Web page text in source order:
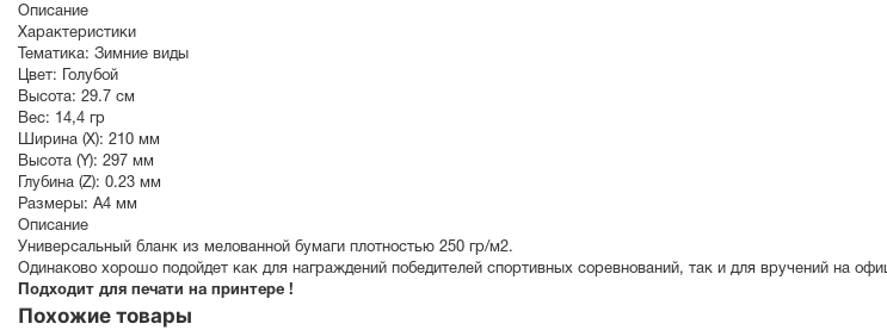
Описание
Характеристики
Тематика: Зимние виды
Цвет: Голубой
Высота: 29.7 см
Вес: 14,4 гр
Ширина (X): 210 мм
Высота (Y): 297 мм
Глубина (Z): 0.23 мм
Размеры: A4 мм
Описание
Универсальный бланк из мелованной бумаги плотностью 250 гр/м2.
Одинаково хорошо подойдет как для награждений победителей спортивных соревнований, так и для вручений на
Подходит для печати на принтере !
Похожие товары